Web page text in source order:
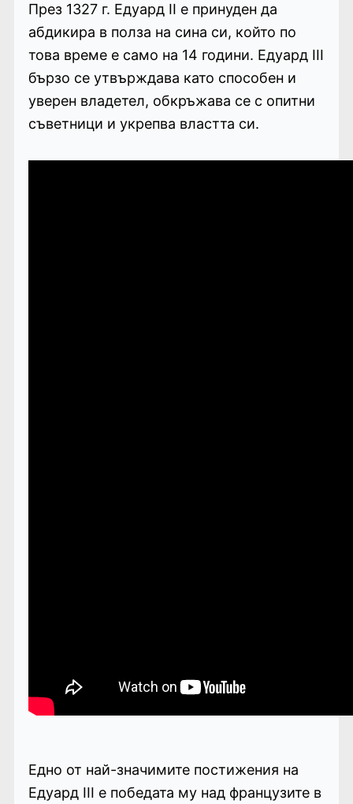
През 1327 г. Едуард II е принуден да
абдикира в полза на сина си, който по
това време е само на 14 години. Едуард III
бързо се утвърждава като способен и
уверен владетел, обкръжава се с опитни
съветници и укрепва властта си.
Едно от най-значимите постижения на
Едуард III е победата му над французите в